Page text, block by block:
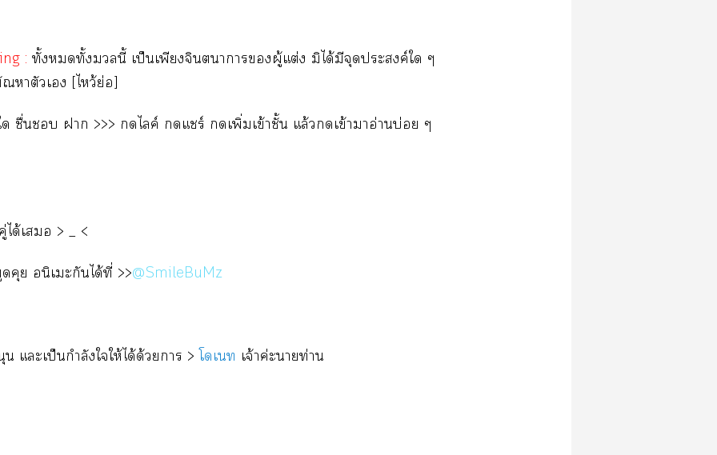
: ทั้งทั้งนี้ เป็นเพียงจินตนาการผู้แต่ง มิได้มีจุดประสงค์ใ ๆ
หาตัวเ [ไหว้ย่อ]
ชื่น า >>> ไลค์ แชร์ เพิ่มเข้าชั้น แล้วเข้าาอ่านบ่อย ๆ
ได้เ > _ <
คุย อนิเะกันได้ที่ >>@SmileBuMz
แะเป็นกำลังใให้ได้ด้วยา >โเ เจ้าค่ะาท่าน